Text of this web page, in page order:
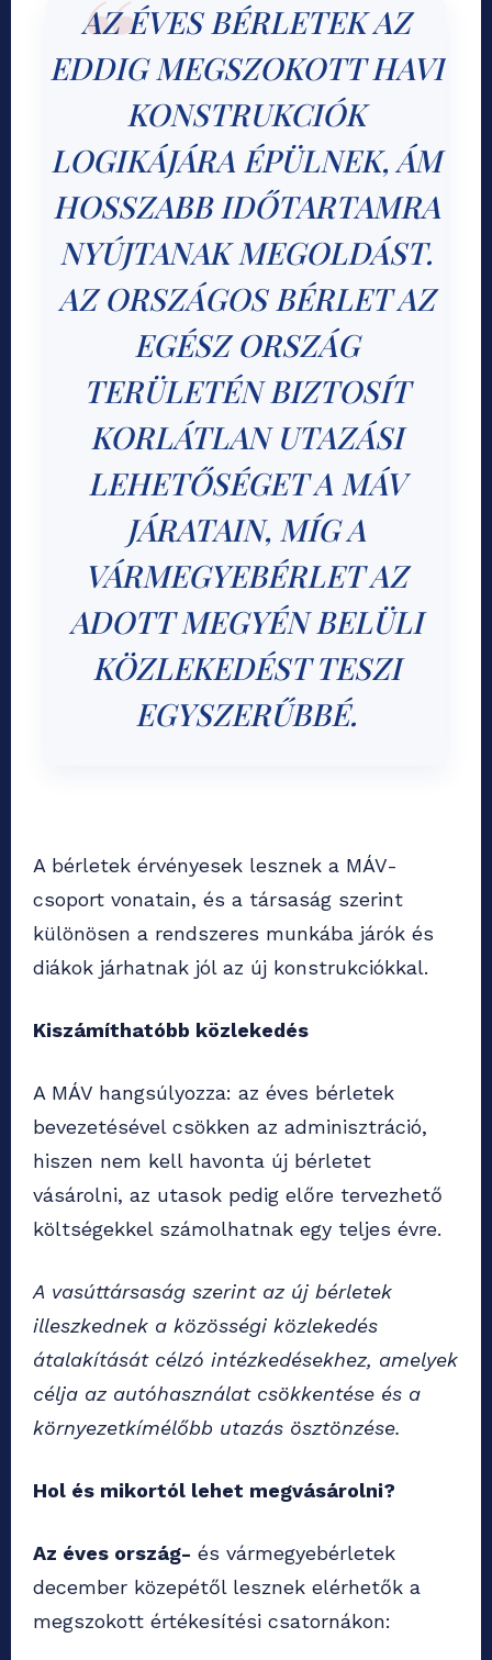
AZ ÉVES BÉRLETEK AZ
EDDIG MEGSZOKOTT HAVI
KONSTRUKCIÓK
LOGIKÁJÁRA ÉPÜLNEK, ÁM
HOSSZABB IDŐTARTAMRA
NYÚJTANAK MEGOLDÁST.
AZ ORSZÁGOS BÉRLET AZ
EGÉSZ ORSZÁG
TERÜLETÉN BIZTOSÍT
KORLÁTLAN UTAZÁSI
LEHETŐSÉGET A MÁV
JÁRATAIN, MÍG A
VÁRMEGYEBÉRLET AZ
ADOTT MEGYÉN BELÜLI
KÖZLEKEDÉST TESZI
EGYSZERŰBBÉ.
A bérletek érvényesek lesznek a MÁV-
csoport vonatain, és a társaság szerint
különösen a rendszeres munkába járók és
diákok járhatnak jól az új konstrukciókkal.
Kiszámíthatóbb közlekedés
A MÁV hangsúlyozza: az éves bérletek
bevezetésével csökken az adminisztráció,
hiszen nem kell havonta új bérletet
vásárolni, az utasok pedig előre tervezhető
költségekkel számolhatnak egy teljes évre.
A vasúttársaság szerint az új bérletek
illeszkednek a közösségi közlekedés
átalakítását célzó intézkedésekhez, amelyek
célja az autóhasználat csökkentése és a
környezetkímélőbb utazás ösztönzése.
Hol és mikortól lehet megvásárolni?
Az éves ország- és vármegyebérletek
december közepétől lesznek elérhetők a
megszokott értékesítési csatornákon: